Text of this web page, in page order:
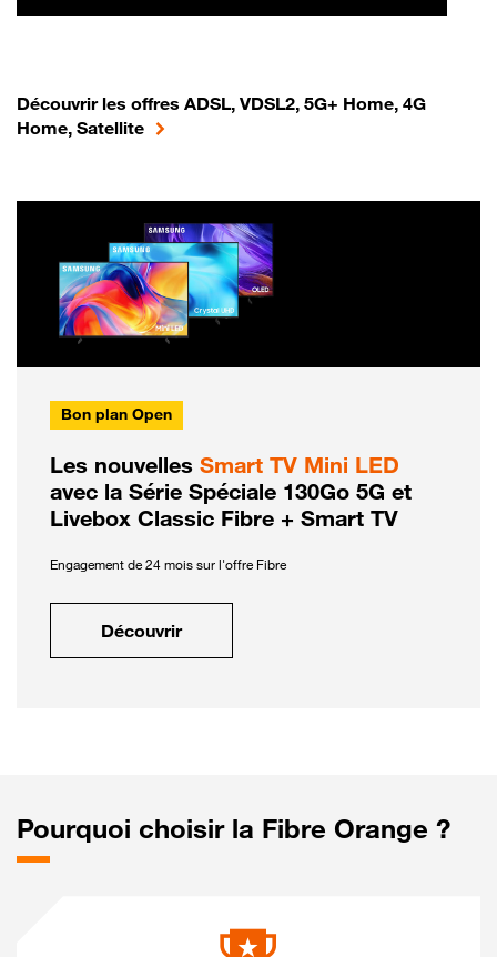
Découvrir les offres ADSL, VDSL2, 5G+ Home, 4G
Home, Satellite
Bon plan Open
Les nouvelles Smart TV Mini LED
avec la Série Spéciale 130Go 5G et
Livebox Classic Fibre + Smart TV
Engagement de 24 mois sur l'offre Fibre
Découvrir
Pourquoi choisir la Fibre Orange ?